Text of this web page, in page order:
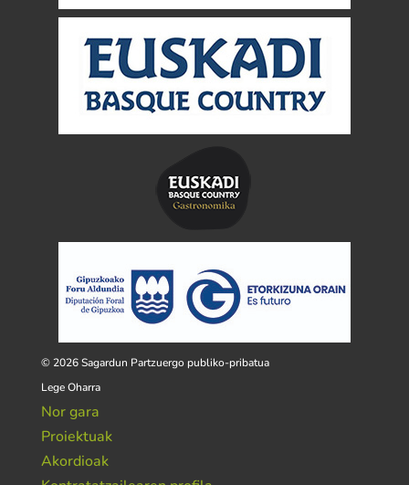
© 2026 Sagardun Partzuergo publiko-pribatua
Lege Oharra
Nor gara
Proiektuak
Akordioak